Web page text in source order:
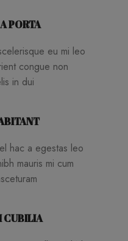
PORTA
eu mi leo
congue non
in dui
hac a egestas leo
mauris mi cum
CUBILIA